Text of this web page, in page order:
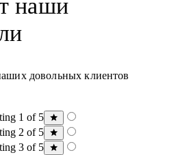
наши
довольных клиентов
1 of 5
2 of 5
3 of 5